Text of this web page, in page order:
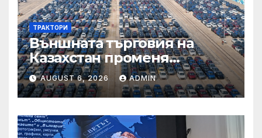
ТРАКТОРИ
Външната търговия на
Казахстан променя
структурата си – шест
тенденции
AUGUST 6, 2026 ADMIN